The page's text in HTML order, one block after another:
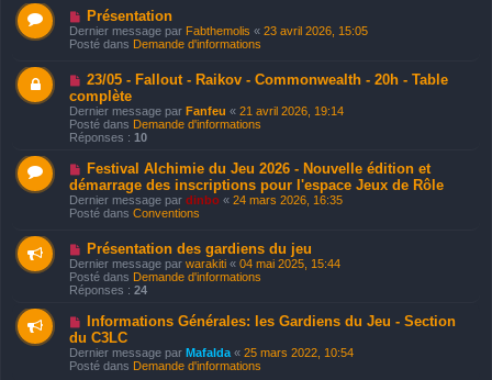
s
a
g
e
u
m
s
a
g
e
N
o
u
v
a
u
m
e
s
s
g
e
Présentation
Dernier message par Fabthemolis « 23 avril 2026, 15:05
Posté dans Demande d'informations
N
u
v
e
a
m
e
s
s
a
23/05 - Fallout - Raikov - Commonwealth - 20h - Table
complète
Dernier message par Fanfeu « 21 avril 2026, 19:14
Posté dans Demande d'informations
Réponses : 10
N
o
u
v
e
u
m
e
s
s
g
e
Festival Alchimie du Jeu 2026 - Nouvelle édition et
démarrage des inscriptions pour l'espace Jeux de Rôle
Dernier message par dinbo « 24 mars 2026, 16:35
Posté dans Conventions
N
o
u
v
e
u
m
e
s
Présentation des gardiens du jeu
Dernier message par warakiti « 04 mai 2025, 15:44
Posté dans Demande d'informations
Réponses : 24
N
u
v
e
Informations Générales: les Gardiens du Jeu - Section
du C3LC
Dernier message par Mafalda « 25 mars 2022, 10:54
Posté dans Demande d'informations